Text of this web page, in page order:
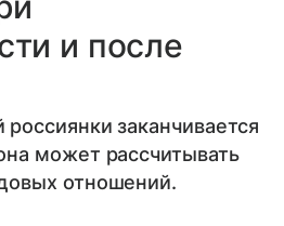
и после
заканчивается
может рассчитывать
отношений.